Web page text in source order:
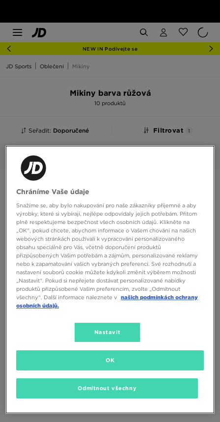
NEW IN Podívejte se
JD Sports Oblečení Mikiny
Mikiny barva růžová
10 produktů
Seřadit: Doporučené Filtrovat 1
Vybrané:
NIKE MIKINA G NSW STUDIO FLC
ONLY AT
1690 Kč
Chráníme Vaše údaje
Snažíme se, aby bylo nakupování pro naše zákazníky příjemné a aby
výrobky, které si vybírají, nejlépe odpovídaly jejich potřebám. Přitom
plně respektujeme bezpečnost všech osobních údajů. Klikněte na
„OK“, pokud chcete, abychom informace o Vašem chování na našich
webových stránkách používali k vypracování personalizovaného
obsahu speciálně pro Vás, včetně doporučení produktů
přizpůsobených Vašim potřebám a zájmům, personalizované reklamy
nebo k zapamatování vašich vybraných preferencí. Své rozhodnutí a
nastavení souborů cookie můžete kdykoli změnit výběrem možnosti
„Nastavit“. Pokud si nepřejete dostávat personalizované nabídky
produktů přizpůsobené Vašim preferencím, zvolte „Odmítnout
všechny“. Další informace naleznete v našich podmínkách ochrany
osobních údajů.
Nastavit
Odmítnout všechny
OK